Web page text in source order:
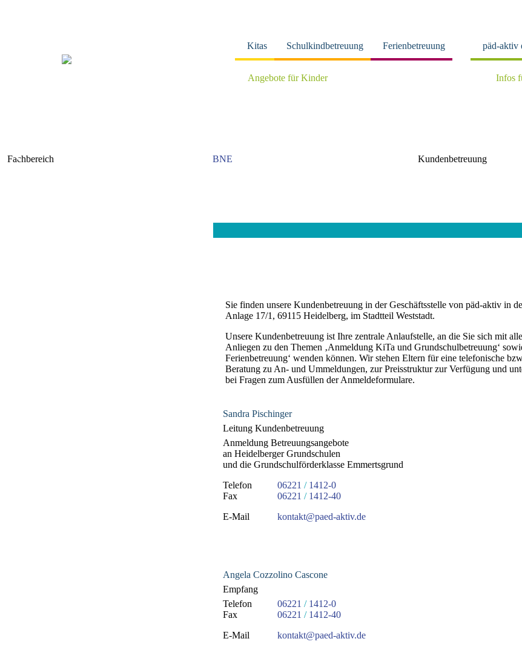
Kitas Schulkindbetreuung Ferienbetreuung päd-aktiv
Angebote für Kinder Infos
Fachbereich BNE Kundenbetreuung
Sie finden unsere Kundenbetreuung in der Geschäftsstelle von päd-aktiv in
Anlage 17/1, 69115 Heidelberg, im Stadtteil Weststadt.
Unsere Kundenbetreuung ist Ihre zentrale Anlaufstelle, an die Sie sich mit
Anliegen zu den Themen ‚Anmeldung KiTa und Grundschulbetreuung‘
Ferienbetreuung‘ wenden können. Wir stehen Eltern für eine telefonische
Beratung zu An- und Ummeldungen, zur Preisstruktur zur Verfügung und
bei Fragen zum Ausfüllen der Anmeldeformulare.
Sandra Pischinger
Leitung Kundenbetreuung
Anmeldung Betreuungsangebote
an Heidelberger Grundschulen
und die Grundschulförderklasse Emmertsgrund
Telefon
06221 /1412-0
Fax
06221 /1412-40
E-Mail
kontakt@paed-aktiv.de
Angela Cozzolino Cascone
Empfang
Telefon
06221 /1412-0
Fax
06221 / 1412-40
E-Mail
kontakt@paed-aktiv.de